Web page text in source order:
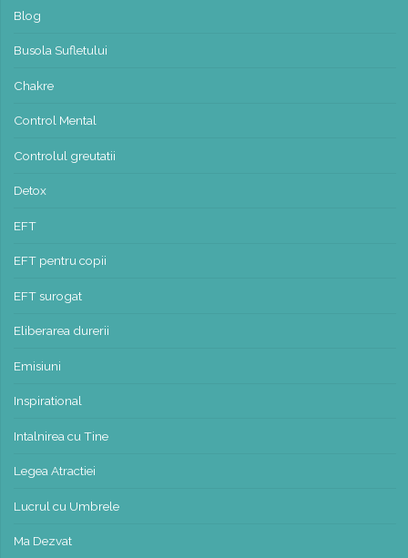
Blog
Busola Sufletului
Chakre
Control Mental
Controlul greutatii
Detox
EFT
EFT pentru copii
EFT surogat
Eliberarea durerii
Emisiuni
Inspirational
Intalnirea cu Tine
Legea Atractiei
Lucrul cu Umbrele
Ma Dezvat